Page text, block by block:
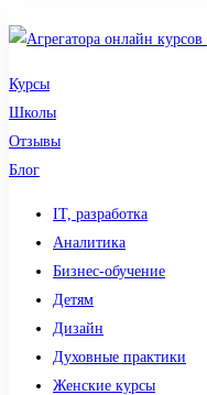
Курсы
Школы
Отзывы
Блог
IT, разработка
Аналитика
Бизнес-обучение
Детям
Дизайн
Духовные практики
Женские курсы